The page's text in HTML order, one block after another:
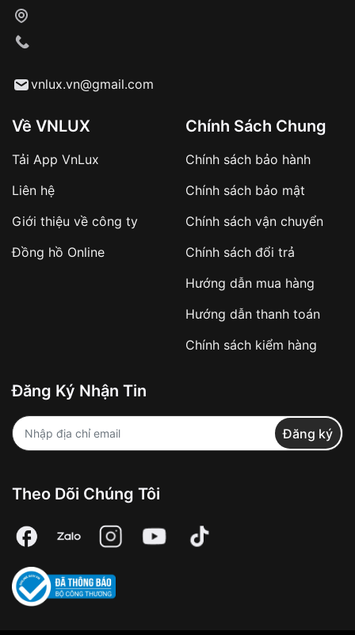
vnlux.vn@gmail.com
Về VNLUX
Tải App VnLux
Liên hệ
Giới thiệu về công ty
Đồng hồ Online
Chính Sách Chung
Chính sách bảo hành
Chính sách bảo mật
Chính sách vận chuyển
Chính sách đổi trả
Hướng dẫn mua hàng
Hướng dẫn thanh toán
Chính sách kiểm hàng
Đăng Ký Nhận Tin
Đăng ký
Theo Dõi Chúng Tôi